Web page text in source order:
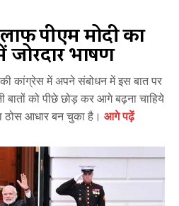
पीएम मोदी का
जोरदार भाषण
कांग्रेस में अपने संबोधन में इस बात पर
बातों को पीछे छोड़ कर आगे बढ़ना चाहिये
ठोस आधार बन चुका है। आगे पढ़ें